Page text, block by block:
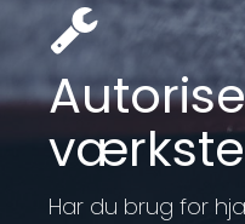
Har du brug for